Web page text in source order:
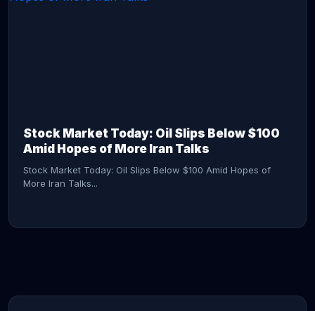
Stock Market Today: Oil Slips Below $100
Amid Hopes of More Iran Talks
Stock Market Today: Oil Slips Below $100 Amid Hopes of
More Iran Talks...